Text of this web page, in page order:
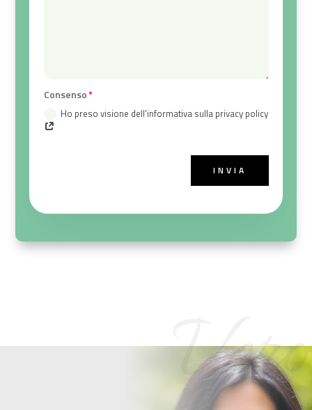
Consenso
Ho preso visione dell'informativa sulla privacy policy
INVIA
Vero